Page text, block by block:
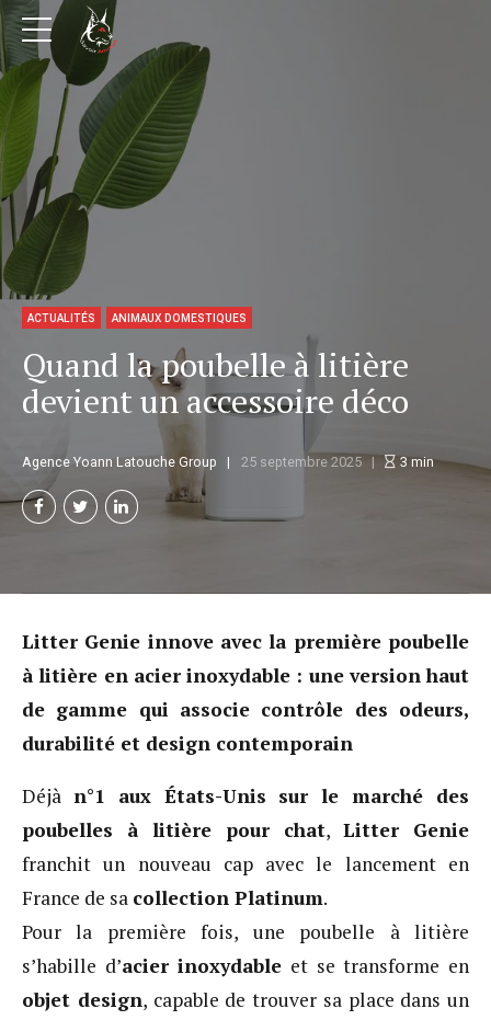
ACTUALITÉS ANIMAUX DOMESTIQUES
Quand la poubelle à litière
devient un accessoire déco
Agence Yoann Latouche Group 25 septembre 2025 3 min
Litter Genie innove avec la première poubelle
à litière en acier inoxydable : une version haut
de gamme qui associe contrôle des odeurs,
durabilité et design contemporain
Déjà n°1 aux États-Unis sur le marché des
poubelles à litière pour chat, Litter Genie
franchit un nouveau cap avec le lancement en
France de sa collection Platinum.
Pour la première fois, une poubelle à litière
s’habille d’acier inoxydable et se transforme en
objet design, capable de trouver sa place dans un